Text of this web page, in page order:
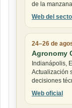
de la
Web del
24–26 de
Agronomy
Indianápolis,
Actualización
decisiones
Web oficial